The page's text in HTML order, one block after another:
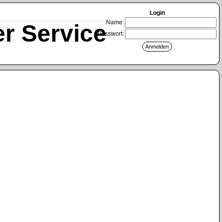
Service
Login
Name:
Passwort: